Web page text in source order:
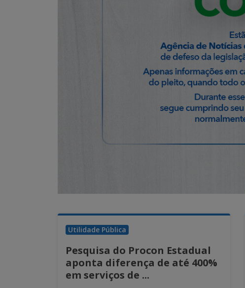
Utilidade Pública
Pesquisa do Procon Estadual
aponta diferença de até 400%
em serviços de ...